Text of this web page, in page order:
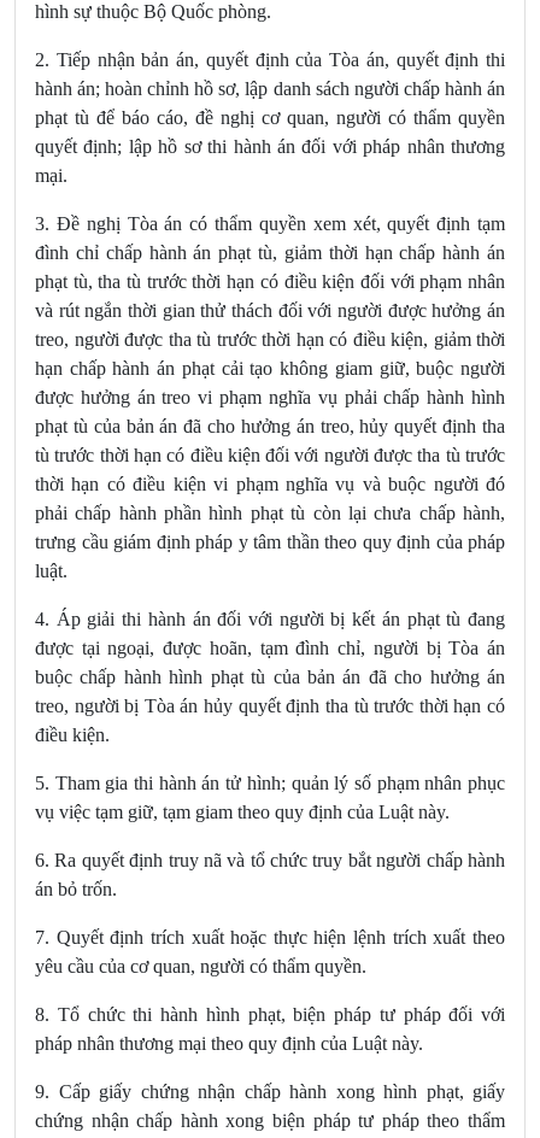
hình sự thuộc Bộ Quốc phòng.
2. Tiếp nhận bản án, quyết định của Tòa án, quyết định thi
hành án; hoàn chỉnh hồ sơ, lập danh sách người chấp hành án
phạt tù để báo cáo, đề nghị cơ quan, người có thẩm quyền
quyết định; lập hồ sơ thi hành án đối với pháp nhân thương
mại.
3. Đề nghị Tòa án có thẩm quyền xem xét, quyết định tạm
đình chỉ chấp hành án phạt tù, giảm thời hạn chấp hành án
phạt tù, tha tù trước thời hạn có điều kiện đối với phạm nhân
và rút ngắn thời gian thử thách đối với người được hưởng án
treo, người được tha tù trước thời hạn có điều kiện, giảm thời
hạn chấp hành án phạt cải tạo không giam giữ, buộc người
được hưởng án treo vi phạm nghĩa vụ phải chấp hành hình
phạt tù của bản án đã cho hưởng án treo, hủy quyết định tha
tù trước thời hạn có điều kiện đối với người được tha tù trước
thời hạn có điều kiện vi phạm nghĩa vụ và buộc người đó
phải chấp hành phần hình phạt tù còn lại chưa chấp hành,
trưng cầu giám định pháp y tâm thần theo quy định của pháp
luật.
4. Áp giải thi hành án đối với người bị kết án phạt tù đang
được tại ngoại, được hoãn, tạm đình chỉ, người bị Tòa án
buộc chấp hành hình phạt tù của bản án đã cho hưởng án
treo, người bị Tòa án hủy quyết định tha tù trước thời hạn có
điều kiện.
5. Tham gia thi hành án tử hình; quản lý số phạm nhân phục
vụ việc tạm giữ, tạm giam theo quy định của Luật này.
6. Ra quyết định truy nã và tổ chức truy bắt người chấp hành
án bỏ trốn.
7. Quyết định trích xuất hoặc thực hiện lệnh trích xuất theo
yêu cầu của cơ quan, người có thẩm quyền.
8. Tổ chức thi hành hình phạt, biện pháp tư pháp đối với
pháp nhân thương mại theo quy định của Luật này.
9. Cấp giấy chứng nhận chấp hành xong hình phạt, giấy
chứng nhận chấp hành xong biện pháp tư pháp theo thẩm